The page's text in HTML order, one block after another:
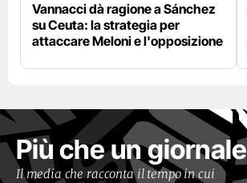
Vannacci dà ragione a Sánchez
su Ceuta: la strategia per
attaccare Meloni e l'opposizione
Più che un giornale
Il media che racconta il tempo in cui